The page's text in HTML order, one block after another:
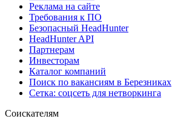
Реклама на сайте
Требования к ПО
Безопасный HeadHunter
HeadHunter API
Партнерам
Инвесторам
Каталог компаний
Поиск по вакансиям в Березниках
Сетка: соцсеть для нетворкинга
Соискателям